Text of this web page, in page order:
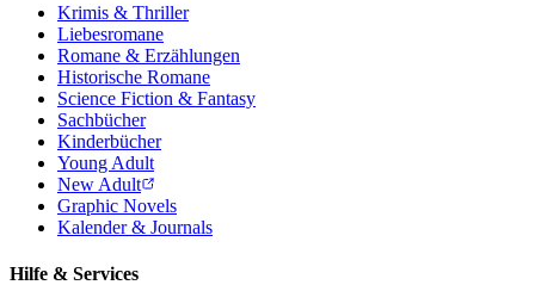
Krimis & Thriller
Liebesromane
Romane & Erzählungen
Historische Romane
Science Fiction & Fantasy
Sachbücher
Kinderbücher
Young Adult
New Adult
Graphic Novels
Kalender & Journals
Hilfe & Services